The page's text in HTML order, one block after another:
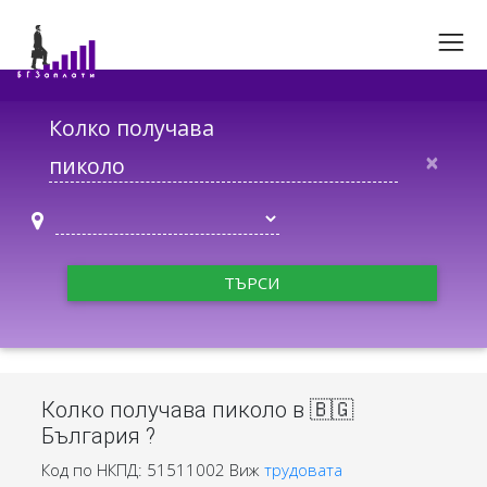
Колко получава
×
ТЪРСИ
Колко получава пиколо в 🇧🇬
България ?
Код по НКПД: 51511002 Виж трудовата